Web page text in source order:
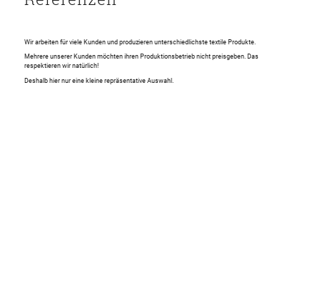
Wir arbeiten für viele Kunden und produzieren unterschiedlichste textile Produkte.
Mehrere unserer Kunden möchten ihren Produktionsbetrieb nicht preisgeben. Das
respektieren wir natürlich!
Deshalb hier nur eine kleine repräsentative Auswahl.